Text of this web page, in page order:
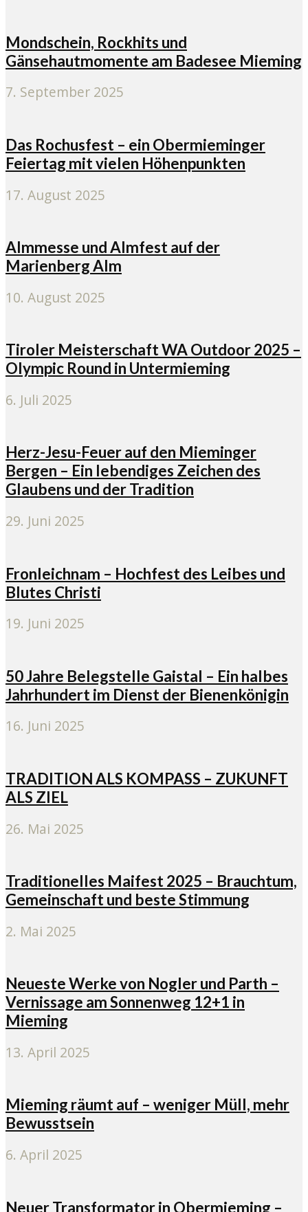
Mondschein, Rockhits und
Gänsehautmomente am Badesee Mieming
7. September 2025
Das Rochusfest – ein Obermieminger
Feiertag mit vielen Höhenpunkten
17. August 2025
Almmesse und Almfest auf der
Marienberg Alm
10. August 2025
Tiroler Meisterschaft WA Outdoor 2025 –
Olympic Round in Untermieming
6. Juli 2025
Herz-Jesu-Feuer auf den Mieminger
Bergen – Ein lebendiges Zeichen des
Glaubens und der Tradition
29. Juni 2025
Fronleichnam – Hochfest des Leibes und
Blutes Christi
19. Juni 2025
50 Jahre Belegstelle Gaistal – Ein halbes
Jahrhundert im Dienst der Bienenkönigin
16. Juni 2025
TRADITION ALS KOMPASS – ZUKUNFT
ALS ZIEL
26. Mai 2025
Traditionelles Maifest 2025 – Brauchtum,
Gemeinschaft und beste Stimmung
2. Mai 2025
Neueste Werke von Nogler und Parth –
Vernissage am Sonnenweg 12+1 in
Mieming
13. April 2025
Mieming räumt auf – weniger Müll, mehr
Bewusstsein
6. April 2025
Neuer Transformator in Obermieming –